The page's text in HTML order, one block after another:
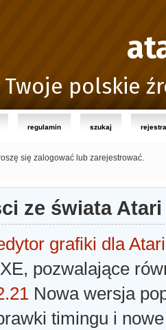
Twoje polskie
regulamin szukaj
się zalogować lub zarejestrować.
ze świata Atari
grafiki dla Atari
pozwalające
Nowa wersja
timingu i